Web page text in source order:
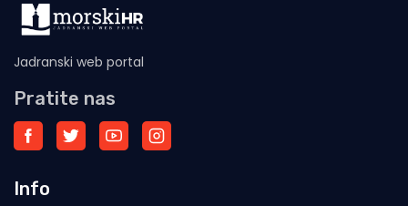
Jadranski web portal
Pratite nas
Info